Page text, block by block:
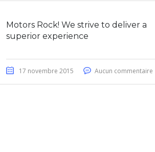
Motors Rock! We strive to deliver a
superior experience
17 novembre 2015 Aucun commentaire